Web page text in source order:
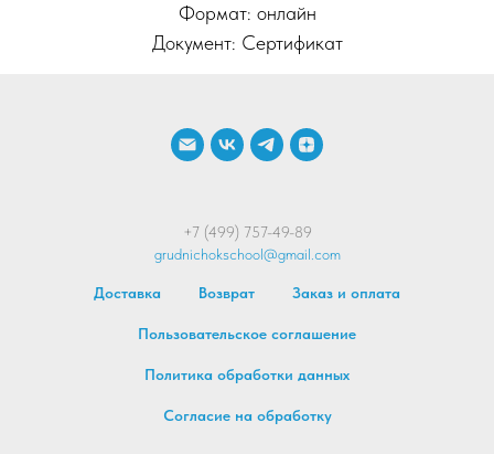
Формат: онлайн
Документ: Сертификат
+7 (499) 757-49-89
grudnichokschool@gmail.com
Доставка Возврат Заказ и оплата
Пользовательское соглашение
Политика обработки данных
Согласие на обработку